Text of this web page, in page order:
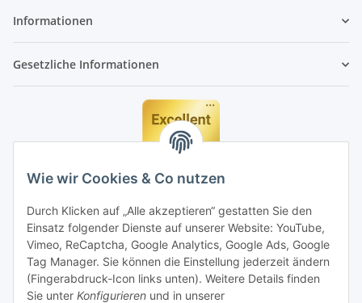
Wie wir Cookies & Co nutzen
Durch Klicken auf „Alle akzeptieren“ gestatten Sie den
Einsatz folgender Dienste auf unserer Website: YouTube,
Vimeo, ReCaptcha, Google Analytics, Google Ads, Google
Tag Manager. Sie können die Einstellung jederzeit ändern
(Fingerabdruck-Icon links unten). Weitere Details finden
Sie unter Konfigurieren und in unserer
Informationen
Gesetzliche Informationen